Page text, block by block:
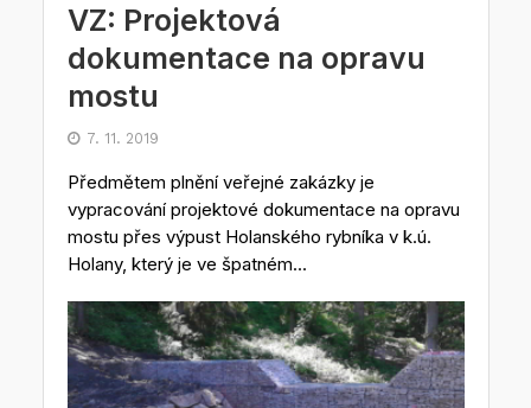
VZ: Projektová
dokumentace na opravu
mostu
7. 11. 2019
Předmětem plnění veřejné zakázky je
vypracování projektové dokumentace na opravu
mostu přes výpust Holanského rybníka v k.ú.
Holany, který je ve špatném...